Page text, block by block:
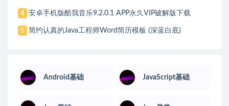
4 安卓手机版酷我音乐9.2.0.1 APP永久VIP破解版下载
5 简约认真的Java工程师Word简历模板 (深蓝白底)
Android基础 JavaScript基础